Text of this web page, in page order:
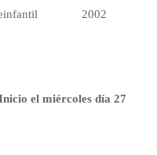
2002
el miércoles día 27